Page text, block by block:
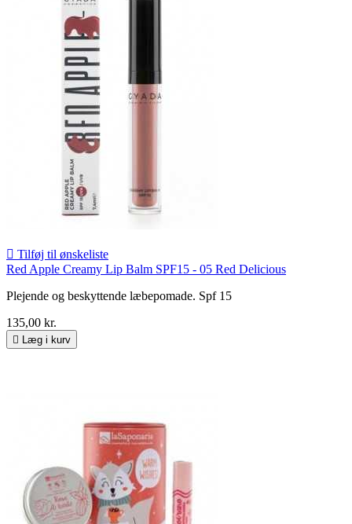
 Tilføj til ønskeliste
Red Apple Creamy Lip Balm SPF15 - 05 Red Delicious
Plejende og beskyttende læbepomade. Spf 15
135,00 kr.
 Læg i kurv